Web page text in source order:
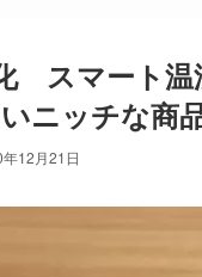
スマート温
ニッチな商
12月21日